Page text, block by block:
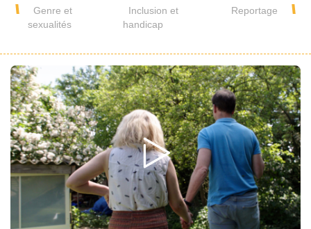
Genre et
sexualités
Inclusion et
handicap
Reportage